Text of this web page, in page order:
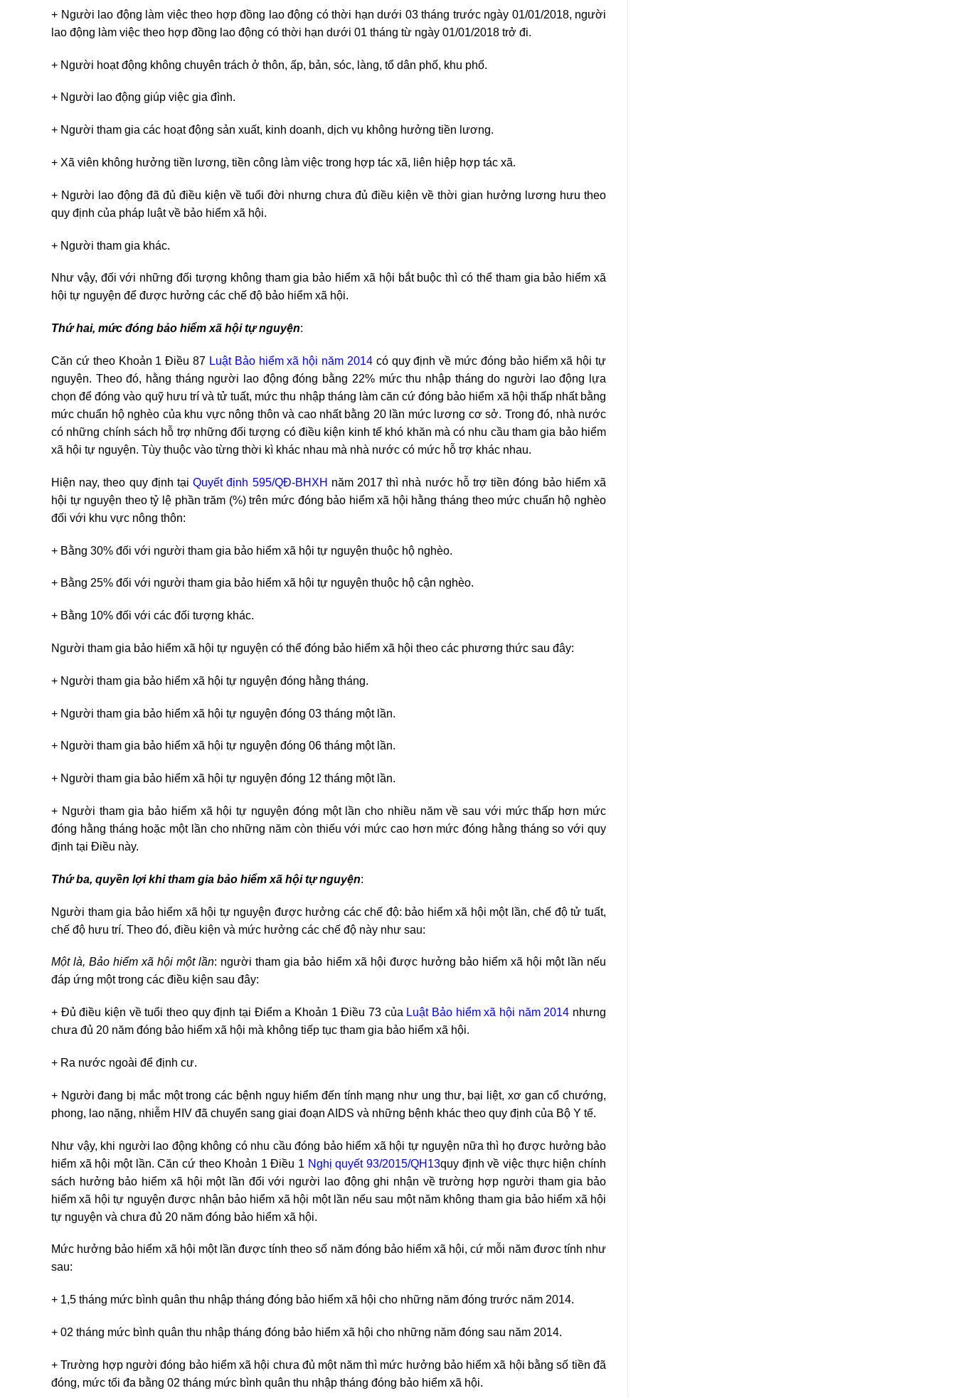
+ Người lao động làm việc theo hợp đồng lao động có thời hạn dưới 03 tháng trước ngày 01/01/2018, người
lao động làm việc theo hợp đồng lao động có thời hạn dưới 01 tháng từ ngày 01/01/2018 trở đi.
+ Người hoạt động không chuyên trách ở thôn, ấp, bản, sóc, làng, tổ dân phố, khu phố.
+ Người lao động giúp việc gia đình.
+ Người tham gia các hoạt động sản xuất, kinh doanh, dịch vụ không hưởng tiền lương.
+ Xã viên không hưởng tiền lương, tiền công làm việc trong hợp tác xã, liên hiệp hợp tác xã.
+ Người lao động đã đủ điều kiện về tuổi đời nhưng chưa đủ điều kiện về thời gian hưởng lương hưu theo
quy định của pháp luật về bảo hiểm xã hội.
+ Người tham gia khác.
Như vậy, đối với những đối tượng không tham gia bảo hiểm xã hội bắt buộc thì có thể tham gia bảo hiểm xã
hội tự nguyện để được hưởng các chế độ bảo hiểm xã hội.
Thứ hai, mức đóng bảo hiểm xã hội tự nguyện:
Căn cứ theo Khoản 1 Điều 87 Luật Bảo hiểm xã hội năm 2014có quy định về mức đóng bảo hiểm xã hội tự
nguyện. Theo đó, hằng tháng người lao động đóng bằng 22% mức thu nhập tháng do người lao động lựa
chọn để đóng vào quỹ hưu trí và tử tuất, mức thu nhập tháng làm căn cứ đóng bảo hiểm xã hội thấp nhất bằng
mức chuẩn hộ nghèo của khu vực nông thôn và cao nhất bằng 20 lần mức lương cơ sở. Trong đó, nhà nước
có những chính sách hỗ trợ những đối tượng có điều kiện kinh tế khó khăn mà có nhu cầu tham gia bảo hiểm
xã hội tự nguyện. Tùy thuộc vào từng thời kì khác nhau mà nhà nước có mức hỗ trợ khác nhau.
Hiện nay, theo quy định tạiQuyết định 595/QĐ-BHXH năm 2017 thì nhà nước hỗ trợ tiền đóng bảo hiểm xã
hội tự nguyện theo tỷ lệ phần trăm (%) trên mức đóng bảo hiểm xã hội hằng tháng theo mức chuẩn hộ nghèo
đối với khu vực nông thôn:
+ Bằng 30% đối với người tham gia bảo hiểm xã hội tự nguyện thuộc hộ nghèo.
+ Bằng 25% đối với người tham gia bảo hiểm xã hội tự nguyện thuộc hộ cận nghèo.
+ Bằng 10% đối với các đối tượng khác.
Người tham gia bảo hiểm xã hội tự nguyện có thể đóng bảo hiểm xã hội theo các phương thức sau đây:
+ Người tham gia bảo hiểm xã hội tự nguyện đóng hằng tháng.
+ Người tham gia bảo hiểm xã hội tự nguyện đóng 03 tháng một lần.
+ Người tham gia bảo hiểm xã hội tự nguyện đóng 06 tháng một lần.
+ Người tham gia bảo hiểm xã hội tự nguyện đóng 12 tháng một lần.
+ Người tham gia bảo hiểm xã hội tự nguyện đóng một lần cho nhiều năm về sau với mức thấp hơn mức
đóng hằng tháng hoặc một lần cho những năm còn thiếu với mức cao hơn mức đóng hằng tháng so với quy
định tại Điều này.
Thứ ba, quyền lợi khi tham gia bảo hiểm xã hội tự nguyện:
Người tham gia bảo hiểm xã hội tự nguyện được hưởng các chế độ: bảo hiểm xã hội một lần, chế độ tử tuất,
chế độ hưu trí. Theo đó, điều kiện và mức hưởng các chế độ này như sau:
Một là, Bảo hiểm xã hội một lần: người tham gia bảo hiểm xã hội được hưởng bảo hiểm xã hội một lần nếu
đáp ứng một trong các điều kiện sau đây:
+ Đủ điều kiện về tuổi theo quy định tại Điểm a Khoản 1 Điều 73 của Luật Bảo hiểm xã hội năm 2014 nhưng
chưa đủ 20 năm đóng bảo hiểm xã hội mà không tiếp tục tham gia bảo hiểm xã hội.
+ Ra nước ngoài để định cư.
+ Người đang bị mắc một trong các bệnh nguy hiểm đến tính mạng như ung thư, bại liệt, xơ gan cổ chướng,
phong, lao nặng, nhiễm HIV đã chuyển sang giai đoạn AIDS và những bệnh khác theo quy định của Bộ Y tế.
Như vậy, khi người lao động không có nhu cầu đóng bảo hiểm xã hội tự nguyện nữa thì họ được hưởng bảo
hiểm xã hội một lần. Căn cứ theo Khoản 1 Điều 1 Nghị quyết 93/2015/QH13quy định về việc thực hiện chính
sách hưởng bảo hiểm xã hội một lần đối với người lao động ghi nhận về trường hợp người tham gia bảo
hiểm xã hội tự nguyện được nhận bảo hiểm xã hội một lần nếu sau một năm không tham gia bảo hiểm xã hội
tự nguyện và chưa đủ 20 năm đóng bảo hiểm xã hội.
Mức hưởng bảo hiểm xã hội một lần được tính theo số năm đóng bảo hiểm xã hội, cứ mỗi năm đươc tính như
sau:
+ 1,5 tháng mức bình quân thu nhập tháng đóng bảo hiểm xã hội cho những năm đóng trước năm 2014.
+ 02 tháng mức bình quân thu nhập tháng đóng bảo hiểm xã hội cho những năm đóng sau năm 2014.
+ Trường hợp người đóng bảo hiểm xã hội chưa đủ một năm thì mức hưởng bảo hiểm xã hội bằng số tiền đã
đóng, mức tối đa bằng 02 tháng mức bình quân thu nhập tháng đóng bảo hiểm xã hội.